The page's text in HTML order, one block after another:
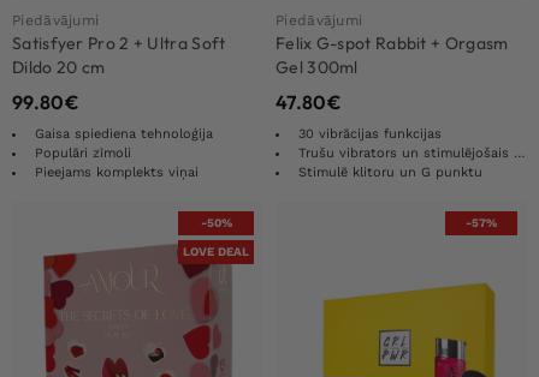
Piedāvājumi
Satisfyer Pro 2 + Ultra Soft
Dildo 20 cm
99.80€
Gaisa spiediena tehnoloģija
Populāri zīmoli
Pieejams komplekts viņai
Piedāvājumi
Felix G-spot Rabbit + Orgasm
Gel 300ml
47.80€
30 vibrācijas funkcijas
Trušu vibrators un stimulējošais gēls
Stimulē klitoru un G punktu
-50%
LOVE DEAL
-57%